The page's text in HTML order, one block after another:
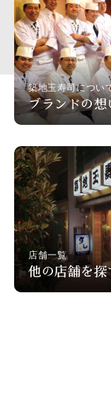
築地玉寿司につい
ブランドの想
店舗一覧
他の店舗を探